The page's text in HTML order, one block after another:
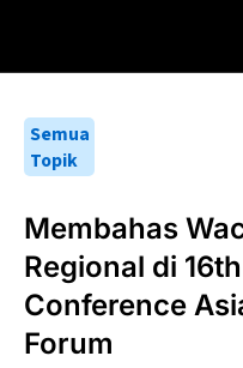
Ketentuan Penggunaan
Semua
Topik
Membahas
Regional di
Conference
Forum